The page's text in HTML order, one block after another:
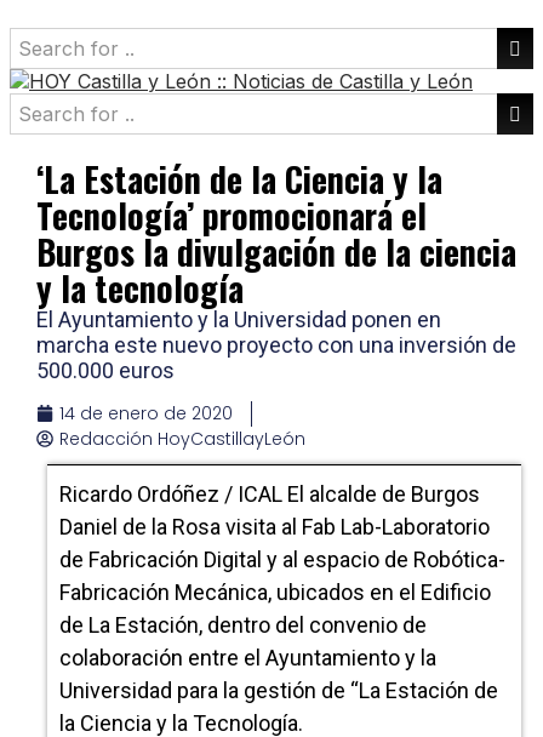
‘La Estación de la Ciencia y la
Tecnología’ promocionará el
Burgos la divulgación de la ciencia
y la tecnología
El Ayuntamiento y la Universidad ponen en
marcha este nuevo proyecto con una inversión de
500.000 euros
14 de enero de 2020
Redacción HoyCastillayLeón
Ricardo Ordóñez / ICAL El alcalde de Burgos
Daniel de la Rosa visita al Fab Lab-Laboratorio
de Fabricación Digital y al espacio de Robótica-
Fabricación Mecánica, ubicados en el Edificio
de La Estación, dentro del convenio de
colaboración entre el Ayuntamiento y la
Universidad para la gestión de “La Estación de
la Ciencia y la Tecnología.